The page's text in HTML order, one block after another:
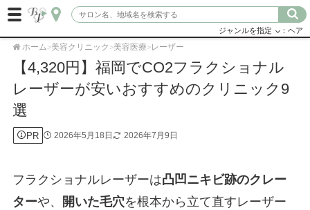
ジャンルを指定 ：ヘア
ホーム>美容クリニック >美容医療>レーザー
【4,320円】福岡でCO2フラクショナル
レーザーが安いおすすめのクリニック9
選
PR 2026年5月18日 2026年7月9日
フラクショナルレーザーは凸凹ニキビ跡のクレー
ターや、 開いた毛穴を根本から立て直すレーザー